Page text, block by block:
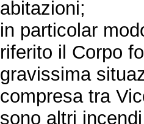
abitazioni;
in particolar
riferito il Corpo
gravissima
compresa tra
sono altri